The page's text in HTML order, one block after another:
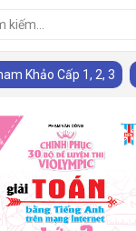
Khảo Cấp 1, 2, 3